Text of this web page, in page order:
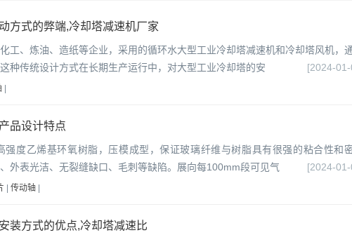
方式的弊端,冷却塔减速机厂家
工、炼油、造纸等企业，采用的循环水大型工业冷却塔减速机和冷却塔风机，
种传统设计方式在长期生产运行中，对大型工业冷却塔的安
[2024-
|
品设计特点
强度乙烯基环氧树脂，压模成型，保证玻璃纤维与树脂具有很强的粘合性和
外表光洁、无裂缝缺口、毛刺等缺陷。展向每100mm段可见气
[2024-
| 传动轴 |
装方式的优点,冷却塔减速比